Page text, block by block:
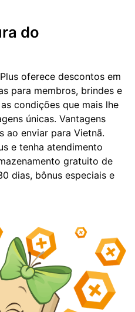
do
oferece descontos em
para membros, brindes e
condições que mais lhe
únicas. Vantagens
ao enviar para Vietnã.
e tenha atendimento
gratuito de
dias, bônus especiais e